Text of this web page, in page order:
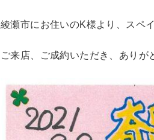
更
新
時
綾瀬市にお住いのK様より、スペ
ご来店、ご成約いただき、ありが